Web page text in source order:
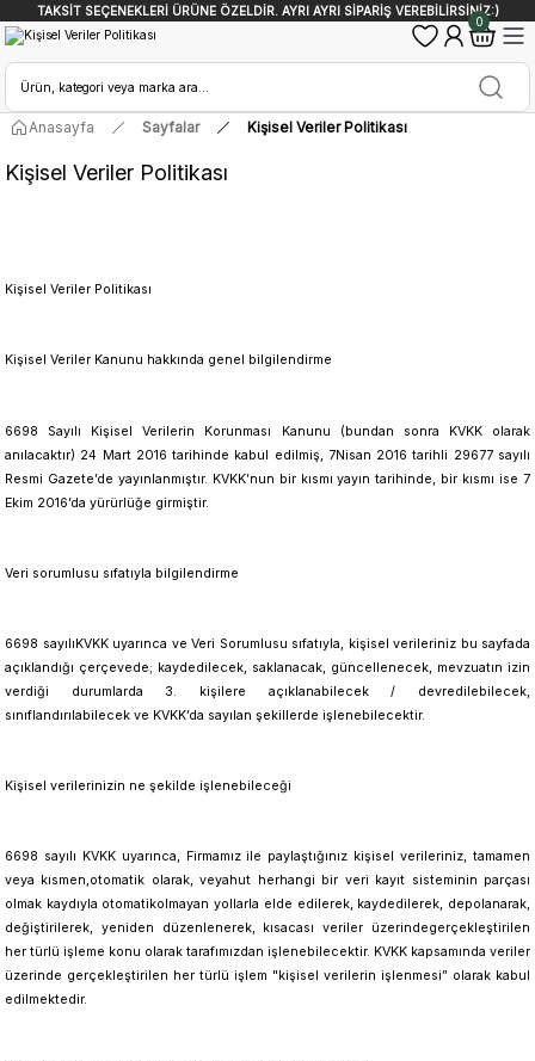
TAKSİT SEÇENEKLERİ ÜRÜNE ÖZELDİR. AYRI AYRI SİPARİŞ VEREBİLİRSİNİZ:)
0
Anasayfa Sayfalar Kişisel Veriler Politikası
Kişisel Veriler Politikası
Kişisel Veriler Politikası
Kişisel Veriler Kanunu hakkında genel bilgilendirme
6698 Sayılı Kişisel Verilerin Korunması Kanunu (bundan sonra KVKK olarak
anılacaktır) 24 Mart 2016 tarihinde kabul edilmiş, 7Nisan 2016 tarihli 29677 sayılı
Resmi Gazete’de yayınlanmıştır. KVKK’nun bir kısmı yayın tarihinde, bir kısmı ise 7
Ekim 2016’da yürürlüğe girmiştir.
Veri sorumlusu sıfatıyla bilgilendirme
6698 sayılıKVKK uyarınca ve Veri Sorumlusu sıfatıyla, kişisel verileriniz bu sayfada
açıklandığı çerçevede; kaydedilecek, saklanacak, güncellenecek, mevzuatın izin
verdiği durumlarda 3. kişilere açıklanabilecek / devredilebilecek,
sınıflandırılabilecek ve KVKK’da sayılan şekillerde işlenebilecektir.
Kişisel verilerinizin ne şekilde işlenebileceği
6698 sayılı KVKK uyarınca, Firmamız ile paylaştığınız kişisel verileriniz, tamamen
veya kısmen,otomatik olarak, veyahut herhangi bir veri kayıt sisteminin parçası
olmak kaydıyla otomatikolmayan yollarla elde edilerek, kaydedilerek, depolanarak,
değiştirilerek, yeniden düzenlenerek, kısacası veriler üzerindegerçekleştirilen
her türlü işleme konu olarak tarafımızdan işlenebilecektir. KVKK kapsamında veriler
üzerinde gerçekleştirilen her türlü işlem "kişisel verilerin işlenmesi” olarak kabul
edilmektedir.